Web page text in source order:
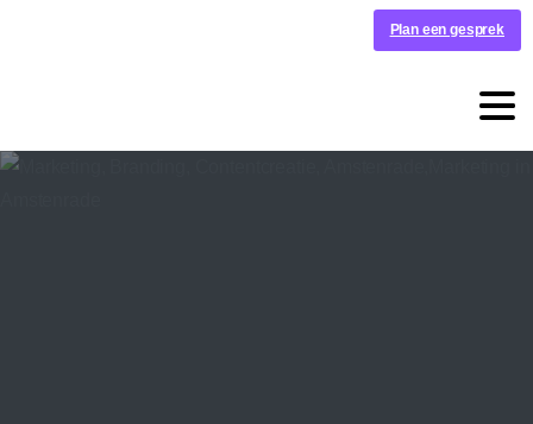
Plan een gesprek